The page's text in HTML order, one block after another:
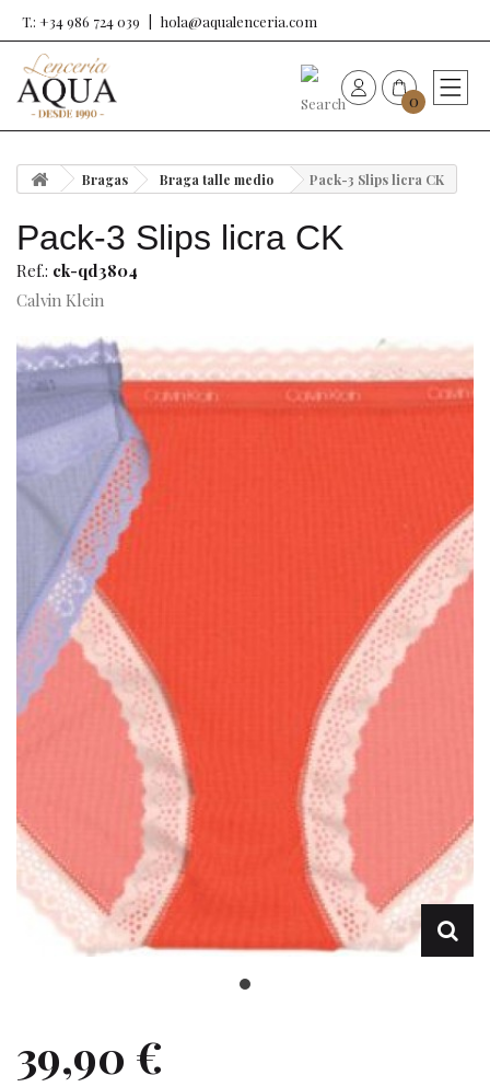
T.: +34 986 724 039 hola@aqualenceria.com
0
Sujetadores
Baño de mujer
Ropa y complementos
Lencería
Hombre
Ortopedia
Outlet
Bragas Braga talle medio Pack-3 Slips licra CK
Pack-3 Slips licra CK
Ref.: ck-qd3804
Calvin Klein
39,90 €